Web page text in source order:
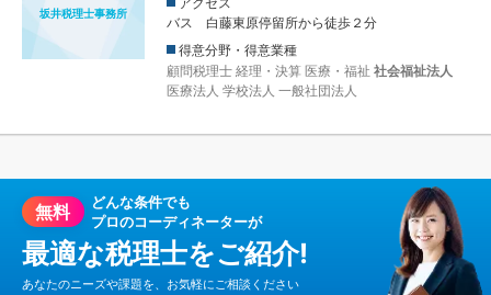
坂井税理士事務所
バス 白藤東原停留所から徒歩２分
得意分野・得意業種
顧問税理士 経理・決算 医療・福祉 社会福祉法人
医療法人 学校法人 一般社団法人
無料
どんな条件でも
プロのコーディネーターが
最適な税理士をご紹介!
あなたのニーズや課題を、お気軽にご相談ください